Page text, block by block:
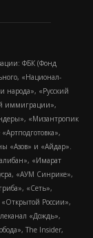
ФБК (Фонд
«Национал-
народа», «Русский
иммиграции»,
«Мизантропик
«Азов» и «Айдар».
«Имарат
«АУМ Синрике»,
«Сеть»,
России»,
«Дождь»,
The Insider,